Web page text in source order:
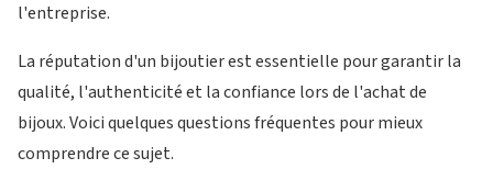
l'entreprise.
La réputation d'un bijoutier est essentielle pour garantir la
qualité, l'authenticité et la confiance lors de l'achat de
bijoux. Voici quelques questions fréquentes pour mieux
comprendre ce sujet.